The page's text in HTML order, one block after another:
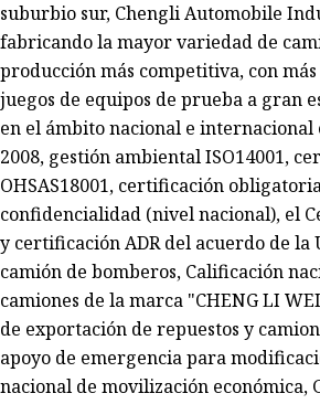
suburbio sur, Chengli Automobile
fabricando la mayor variedad de
producción más competitiva, con
juegos de equipos de prueba a gran
en el ámbito nacional e internacional
2008, gestión ambiental ISO14001,
OHSAS18001, certificación
confidencialidad (nivel nacional), el
y certificación ADR del acuerdo de la
camión de bomberos, Calificación
camiones de la marca "CHENG LI
de exportación de repuestos y
apoyo de emergencia para
nacional de movilización económica,